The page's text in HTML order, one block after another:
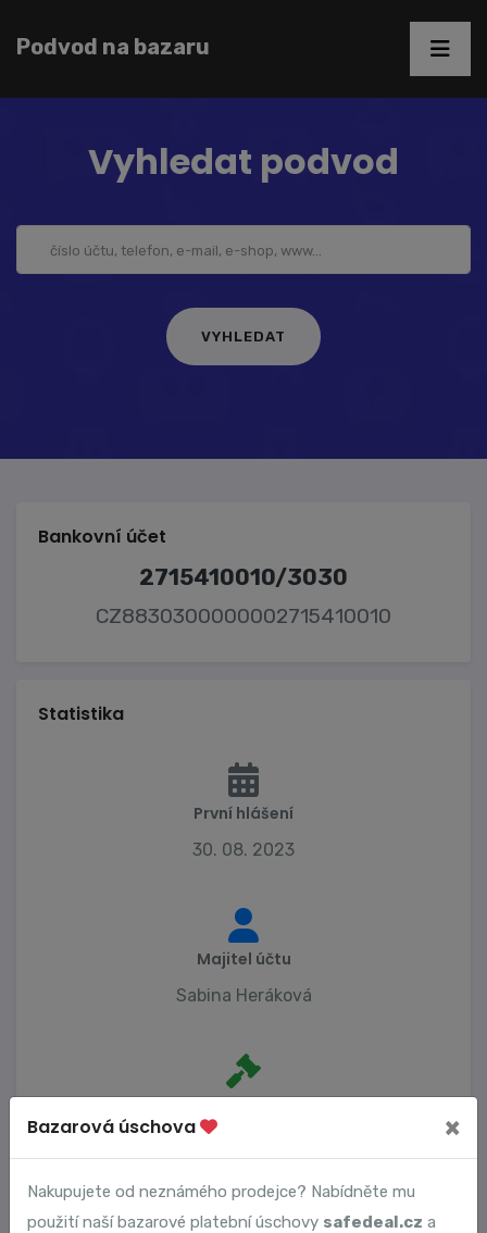
Podvod na bazaru
Vyhledat podvod
Bankovní účet
2715410010/3030
CZ8830300000002715410010
Statistika
První hlášení
30. 08. 2023
Majitel účtu
Sabina Heráková
Bazarová úschova ×
Nakupujete od neznámého prodejce? Nabídněte mu
použití naší bazarové platební úschovy safedeal.cz a